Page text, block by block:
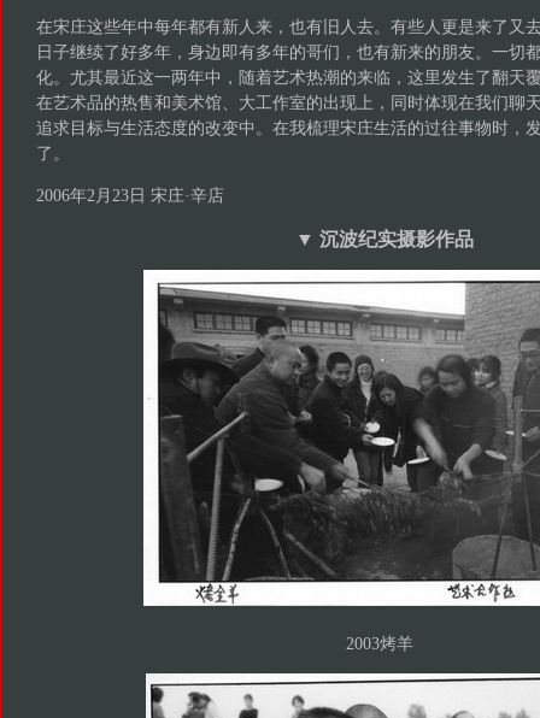
在宋庄这些年中每年都有新人来，也有旧人去。有些人更是来了又
日子继续了好多年，身边即有多年的哥们，也有新来的朋友。一切
化。尤其最近这一两年中，随着艺术热潮的来临，这里发生了翻天
在艺术品的热售和美术馆、大工作室的出现上，同时体现在我们聊
追求目标与生活态度的改变中。在我梳理宋庄生活的过往事物时，
了。
2006年2月23日 宋庄·辛店
▼ 沉波纪实摄影作品
2003烤羊